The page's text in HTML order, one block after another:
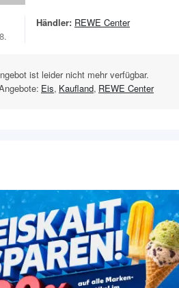
Händler: REWE Center
ist leider nicht mehr verfügbar.
Eis, Kaufland, REWE Center